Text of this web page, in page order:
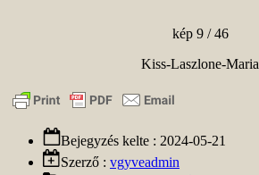
kép 9 / 46
Kiss-Laszlone-Maria
Bejegyzés kelte : 2024-05-21
Szerző : vgyveadmin